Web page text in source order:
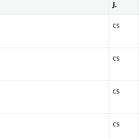
J.
cs
cs
cs
cs